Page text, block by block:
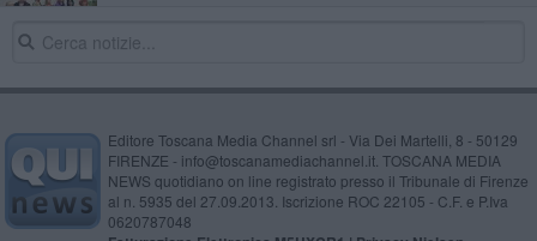
Editore Toscana Media Channel srl - Via Dei Martelli, 8 - 50129
FIRENZE - info@toscanamediachannel.it. TOSCANA MEDIA
NEWS quotidiano on line registrato presso il Tribunale di Firenze
al n. 5935 del 27.09.2013. Iscrizione ROC 22105 - C.F. e P.Iva
0620787048